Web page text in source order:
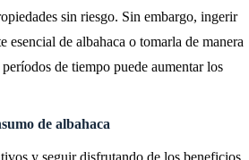
sin riesgo. Sin embargo, ingerir
esencial de albahaca o tomarla de manera
de tiempo puede aumentar los
de albahaca